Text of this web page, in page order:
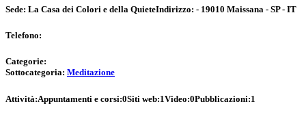
Sede: La Casa dei Colori e della QuieteIndirizzo: - 19010 Maissana - SP - IT
Telefono:
Categorie:
Sottocategoria: Meditazione
Attività:Appuntamenti e corsi:0Siti web:1Video:0Pubblicazioni:1